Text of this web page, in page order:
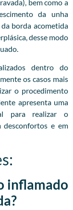
bem como a
da unha
borda acometida
desse modo
dentro do
os casos mais
o procedimento
apresenta uma
para realizar o
desconfortos e em
inflamado